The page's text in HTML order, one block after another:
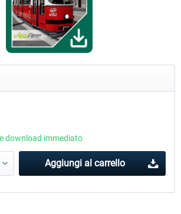
DLC:
SubwaySim 2
download immediato
Aggiungi al carrello